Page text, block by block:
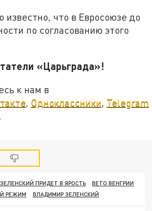
известно, что в Евросоюзе до
по согласованию этого
«Царьграда»!
к нам в
, Одноклассники, Telegram
.
ЗЕЛЕНСКИЙ ПРИДЕТ В ЯРОСТЬ
ВЕТО ВЕНГРИИ
РЕЖИМ ВЛАДИМИР ЗЕЛЕНСКИЙ